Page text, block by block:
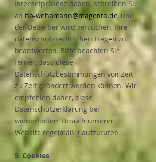
Internetpräsenz haben, schreiben Sie
an ha-wehamann@magenta.de, und
der Betreiber wird versuchen, Ihre
datenschutzrechtlichen Fragen zu
beantworten. Bitte beachten Sie
ferner, dass diese
Datenschutzbestimmungen von Zeit
zu Zeit geändert werden können. Wir
empfehlen daher, diese
Datenschutzerklärung bei
wiederholtem Besuch unserer
Website regelmäßig aufzurufen.
5. Cookies